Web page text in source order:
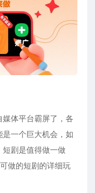
体平台霸屏了，各
一个巨大机会，如
剧是值得做一做
做的短剧的详细玩